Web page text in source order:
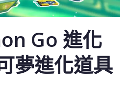
Go 進化
夢進化道具